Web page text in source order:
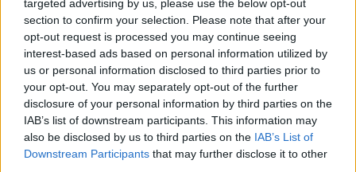
targeted advertising by us, please use the below opt-out
section to confirm your selection. Please note that after your
opt-out request is processed you may continue seeing
interest-based ads based on personal information utilized by
us or personal information disclosed to third parties prior to
your opt-out. You may separately opt-out of the further
disclosure of your personal information by third parties on the
IAB’s list of downstream participants. This information may
also be disclosed by us to third parties on the IAB’s List of
Downstream Participants that may further disclose it to other
Miranda Kerr és Orlando Bloom családegyesítése
Fotó:Northfoto
Orlando Bloom egy stílusdiktátor: